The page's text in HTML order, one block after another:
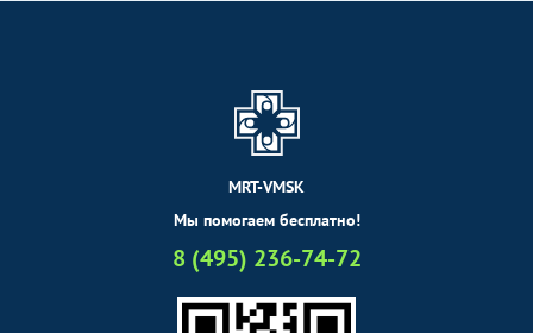
MRT-VMSK
Мы помогаем бесплатно!
8 (495) 236-74-72